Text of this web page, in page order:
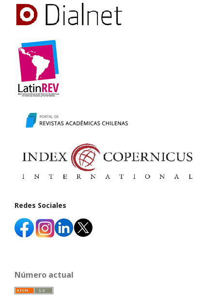
Redes Sociales
Número actual